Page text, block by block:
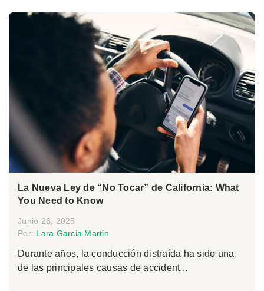
La Nueva Ley de “No Tocar” de California: What
You Need to Know
Junio 26, 2025
Por: Lara Garcia Martin
Durante años, la conducción distraída ha sido una
de las principales causas de accident...